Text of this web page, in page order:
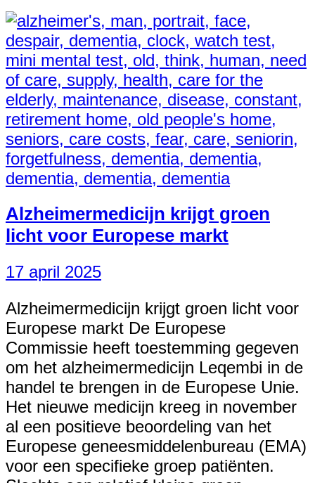
Alzheimermedicijn krijgt groen
licht voor Europese markt
17 april 2025
Alzheimermedicijn krijgt groen licht voor
Europese markt De Europese
Commissie heeft toestemming gegeven
om het alzheimermedicijn Leqembi in de
handel te brengen in de Europese Unie.
Het nieuwe medicijn kreeg in november
al een positieve beoordeling van het
Europese geneesmiddelenbureau (EMA)
voor een specifieke groep patiënten.